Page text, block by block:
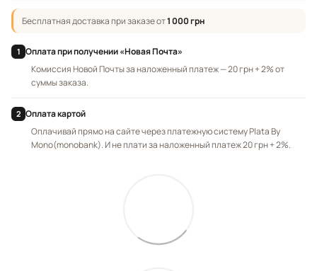
Бесплатная доставка при заказе от1 000 грн
1 Оплата при получении «Новая Почта»
Комиссия Новой Почты за наложенный платеж — 20 грн + 2% от
суммы заказа.
2 Оплата картой
Оплачивай прямо на сайте через платежную систему Plata By
Mono(monobank). И не плати за наложенный платеж 20 грн + 2%.